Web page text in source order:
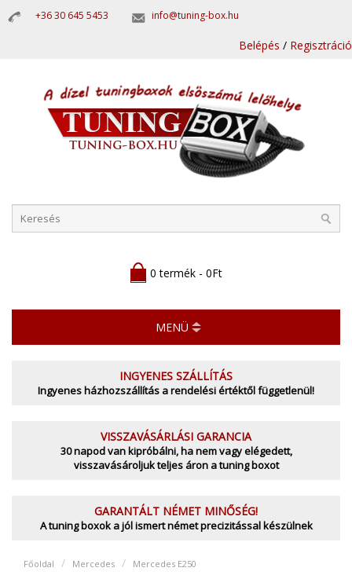
+36 30 645 5453 info@tuning-box.hu
Belépés / Regisztráció
0 termék - 0Ft
MENÜ
INGYENES SZÁLLÍTÁS
Ingyenes házhozszállítás a rendelési értéktől függetlenül!
VISSZAVÁSÁRLÁSI GARANCIA
30 napod van kipróbálni, ha nem vagy elégedett,
visszavásároljuk teljes áron a tuning boxot
GARANTÁLT NÉMET MINŐSÉG!
A tuning boxok a jól ismert német precizitással készülnek
Főoldal Mercedes Mercedes E250